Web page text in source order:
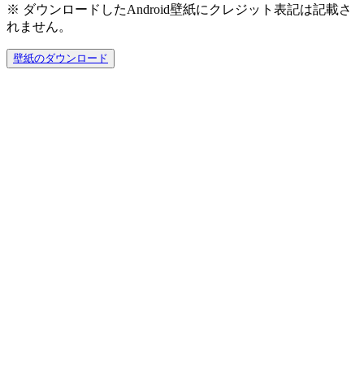
※ ダウンロードしたAndroid壁紙に クレジット表記は記載さ
れません。
壁紙のダウンロード